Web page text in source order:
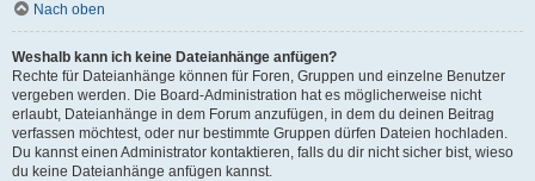
Nach oben
Weshalb kann ich keine Dateianhänge anfügen?
Rechte für Dateianhänge können für Foren, Gruppen und einzelne Benutzer
vergeben werden. Die Board-Administration hat es möglicherweise nicht
erlaubt, Dateianhänge in dem Forum anzufügen, in dem du deinen Beitrag
verfassen möchtest, oder nur bestimmte Gruppen dürfen Dateien hochladen.
Du kannst einen Administrator kontaktieren, falls du dir nicht sicher bist, wieso
du keine Dateianhänge anfügen kannst.